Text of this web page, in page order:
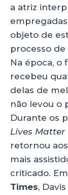
a atriz
objeto de
processo
Na época, o
recebeu
delas de
não levou o
Durante os
Lives Matter
retornou
mais
criticado.
Times,